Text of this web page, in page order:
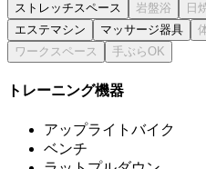
ストレッチスペース
エステマシン
マッサージ器具
トレーニング機器
アップライトバイク
ベンチ